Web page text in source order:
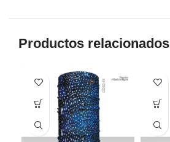
Productos relacionados